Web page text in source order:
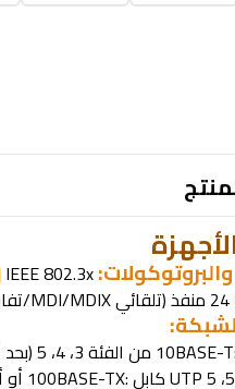
:
IEEE 802.3x
24 منفذ RJ45
/MDI/MDIXتلقائي)
:
10BASE- من الفئة 3، 4، 5 (بحد أقصى 100 متر)
100BASE-TX:كابلUTP أو